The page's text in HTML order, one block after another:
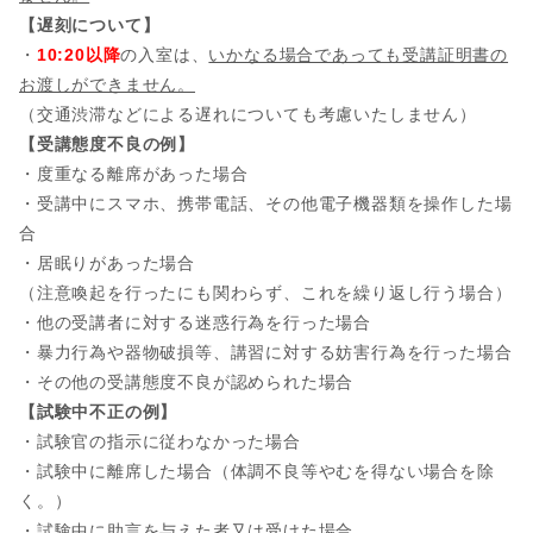
【遅刻について】
・ 10:20以降の入室は、 いかなる場合であっても受講証明書の
お渡しができません。
（交通渋滞などによる遅れについても考慮いたしません）
【受講態度不良の例】
・度重なる離席があった場合
・受講中にスマホ、携帯電話、その他電子機器類を操作した場
合
・居眠りがあった場合
（注意喚起を行ったにも関わらず、これを繰り返し行う場合）
・他の受講者に対する迷惑行為を行った場合
・暴力行為や器物破損等、講習に対する妨害行為を行った場合
・その他の受講態度不良が認められた場合
【試験中不正の例】
・試験官の指示に従わなかった場合
・試験中に離席した場合（体調不良等やむを得ない場合を除
く。）